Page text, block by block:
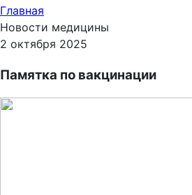
Главная
Новости медицины
2 октября 2025
Памятка по вакцинации